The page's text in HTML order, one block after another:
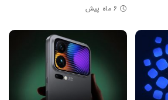
۶ ماه پیش